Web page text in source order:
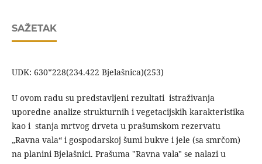
SAŽETAK
UDK: 630*228(234.422 Bjelašnica)(253)
U ovom radu su predstavljeni rezultati istraživanja
uporedne analize strukturnih i vegetacijskih karakteristika
kao i stanja mrtvog drveta u prašumskom rezervatu
„Ravna vala“ i gospodarskoj šumi bukve i jele (sa smrčom)
na planini Bjelašnici. Prašuma "Ravna vala" se nalazi u